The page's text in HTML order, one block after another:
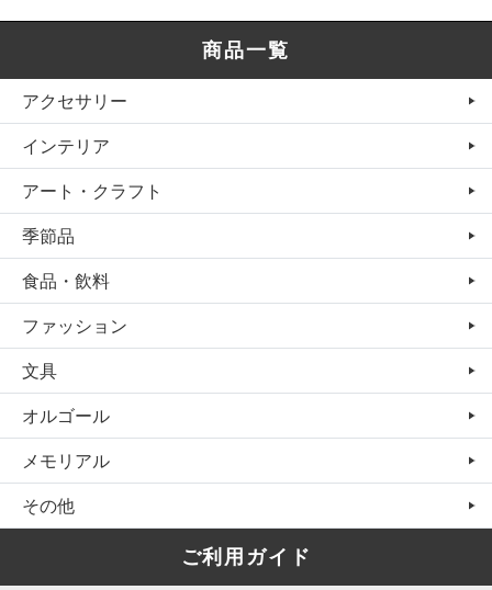
商品一覧
アクセサリー
インテリア
アート・クラフト
季節品
食品・飲料
ファッション
文具
オルゴール
メモリアル
その他
ご利用ガイド